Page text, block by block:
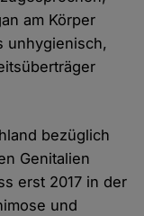
am Körper
unhygienisch,
bezüglich
Genitalien
erst 2017 in der
und